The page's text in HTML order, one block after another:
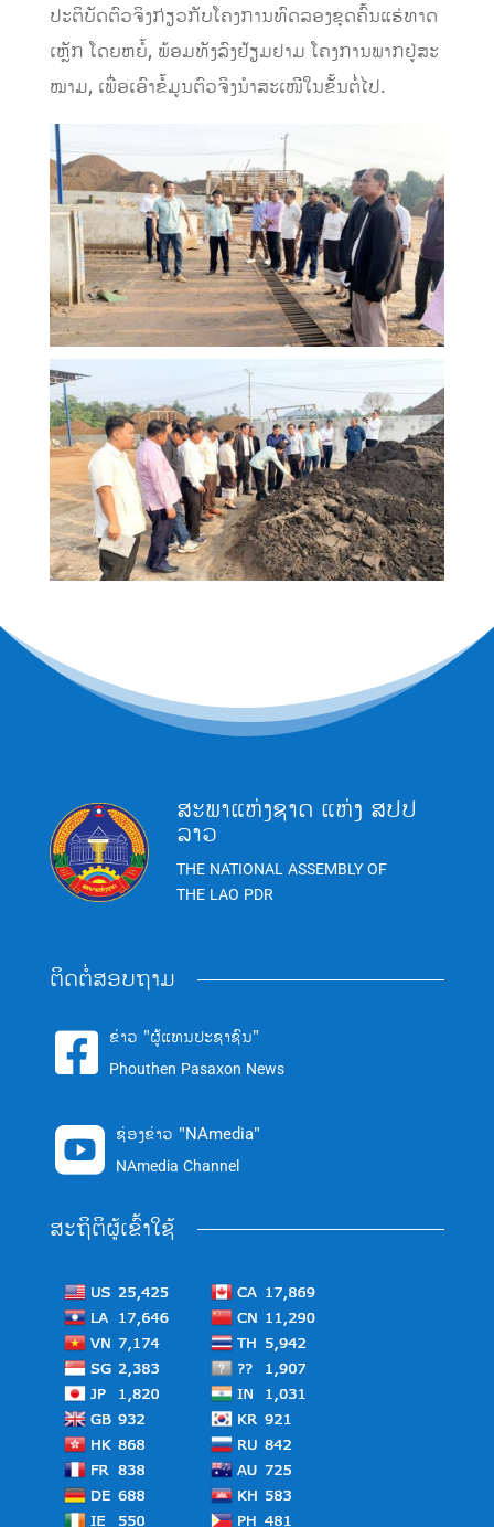
ປະຕິບັດຕົວຈິງກ່ຽວກັບໂຄງການທົດລອງຂຸດຄົ້ນແຮ່ທາດ
ເຫຼັກ ໂດຍຫຍໍ້, ພ້ອມທັງລົງຢ້ຽມຢາມ ໂຄງການພາກຢູ່ສະ
ໝາມ, ເພື່ອເອົາຂໍ້ມູນຕົວຈິງນໍາສະເໜີໃນຂັ້ນຕໍ່ໄປ.
ສະພາແຫ່ງຊາດ ແຫ່ງ ສປປ
ລາວ
THE NATIONAL ASSEMBLY OF
THE LAO PDR
ຕິດຕໍ່ສອບຖາມ
 ຂ່າວ "ຜູ້ແທນປະຊາຊົນ"
Phouthen Pasaxon News
 ຊ່ອງຂ່າວ "NAmedia"
NAmedia Channel
ສະຖິຕິຜູ້ເຂົ້າໃຊ້